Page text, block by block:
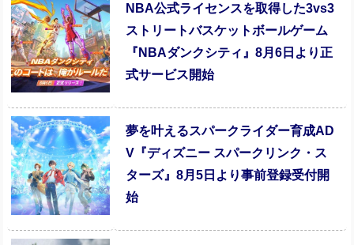
NBA公式ライセンスを取得した3vs3
ストリートバスケットボールゲーム
『NBAダンクシティ』8月6日より正
式サービス開始
夢を叶えるスパークライダー育成AD
V『ディズニー スパークリンク・ス
ターズ』8月5日より事前登録受付開
始